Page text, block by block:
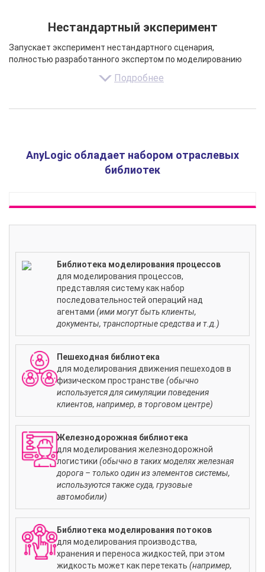
Нестандартный эксперимент
Запускает эксперимент нестандартного сценария,
полностью разработанного экспертом по моделированию
Подробнее
AnyLogic обладает набором отраслевых
библиотек
Библиотека моделирования процессов
для моделирования процессов,
представляя систему как набор
последовательностей операций над
агентами (ими могут быть клиенты,
документы, транспортные средства и т.д.)
Пешеходная библиотека
для моделирования движения пешеходов в
физическом пространстве (обычно
используется для симуляции поведения
клиентов, например, в торговом центре)
Железнодорожная библиотека
для моделирования железнодорожной
логистики (обычно в таких моделях железная
дорога – только один из элементов системы,
используются также суда, грузовые
автомобили)
Библиотека моделирования потоков
для моделирования производства,
хранения и переноса жидкостей, при этом
жидкость может как перетекать (например,